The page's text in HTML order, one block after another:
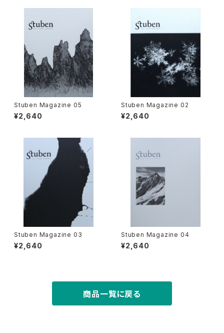
Stuben Magazine 05
¥2,640
Stuben Magazine 02
¥2,640
Stuben Magazine 03
¥2,640
Stuben Magazine 04
¥2,640
商品一覧に戻る